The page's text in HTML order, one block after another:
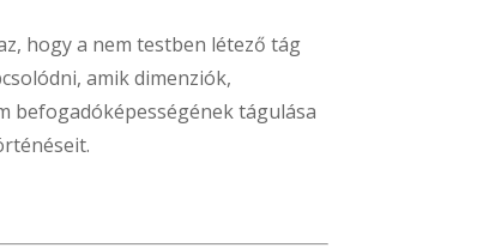
hogy a nem testben létező tág
amik dimenziók,
befogadóképességének tágulása